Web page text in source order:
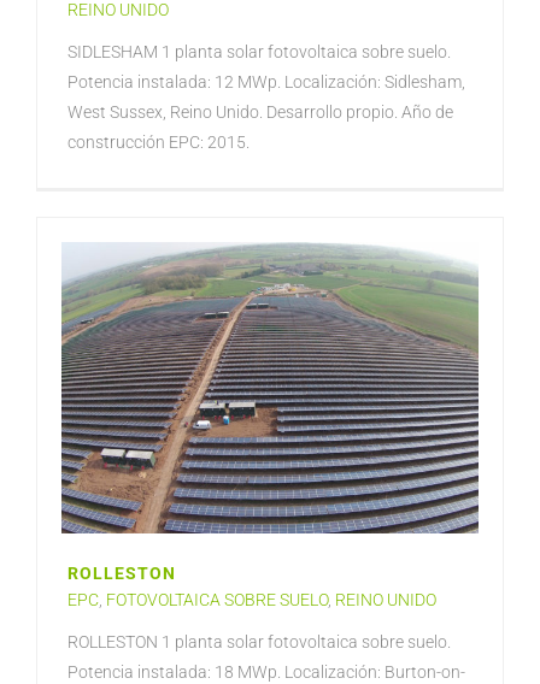
REINO UNIDO
SIDLESHAM 1 planta solar fotovoltaica sobre suelo.
Potencia instalada: 12 MWp. Localización: Sidlesham,
West Sussex, Reino Unido. Desarrollo propio. Año de
construcción EPC: 2015.
ROLLESTON
EPC FOTOVOLTAICA SOBRE SUELO, REINO UNIDO
ROLLESTON 1 planta solar fotovoltaica sobre suelo.
Potencia instalada: 18 MWp. Localización: Burton-on-